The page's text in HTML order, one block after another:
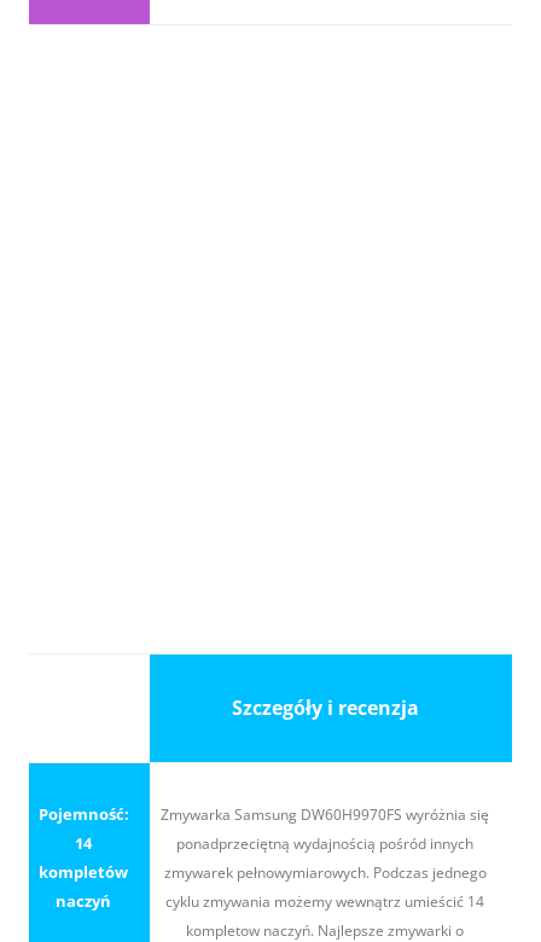
Szczegóły i recenzja
Pojemność:
14
kompletów
naczyń
Zmywarka Samsung DW60H9970FS wyróżnia się
ponadprzeciętną wydajnością pośród innych
zmywarek pełnowymiarowych. Podczas jednego
cyklu zmywania możemy wewnątrz umieścić 14
kompletow naczyń. Najlepsze zmywarki o